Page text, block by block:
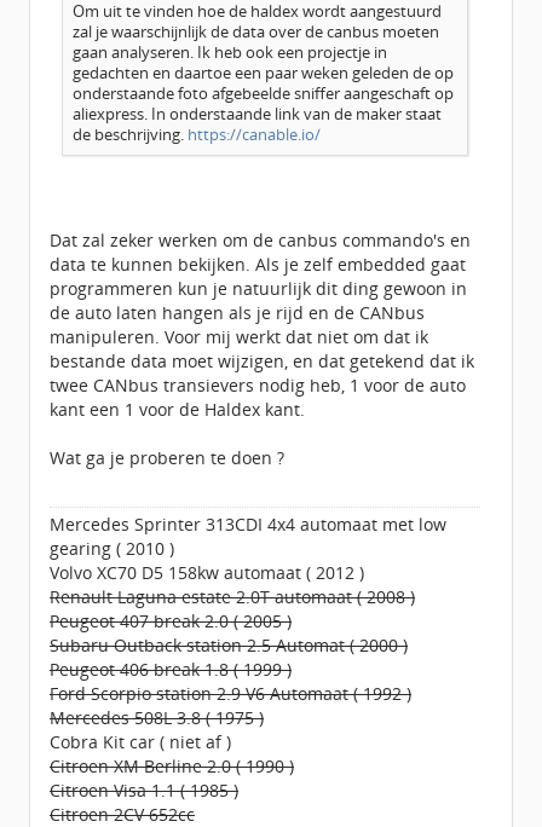
Om uit te vinden hoe de haldex wordt aangestuurd
zal je waarschijnlijk de data over de canbus moeten
gaan analyseren. Ik heb ook een projectje in
gedachten en daartoe een paar weken geleden de op
onderstaande foto afgebeelde sniffer aangeschaft op
aliexpress. In onderstaande link van de maker staat
de beschrijving. https://canable.io/
Dat zal zeker werken om de canbus commando's en
data te kunnen bekijken. Als je zelf embedded gaat
programmeren kun je natuurlijk dit ding gewoon in
de auto laten hangen als je rijd en de CANbus
manipuleren. Voor mij werkt dat niet om dat ik
bestande data moet wijzigen, en dat getekend dat ik
twee CANbus transievers nodig heb, 1 voor de auto
kant een 1 voor de Haldex kant.
Wat ga je proberen te doen ?
Mercedes Sprinter 313CDI 4x4 automaat met low
gearing ( 2010 )
Volvo XC70 D5 158kw automaat ( 2012 )
Renault Laguna estate 2.0T automaat ( 2008 )
Peugeot 407 break 2.0 ( 2005 )
Subaru Outback station 2.5 Automat ( 2000 )
Peugeot 406 break 1.8 ( 1999 )
Ford Scorpio station 2.9 V6 Automaat ( 1992 )
Mercedes 508L 3.8 ( 1975 )
Cobra Kit car ( niet af )
Citroen XM Berline 2.0 ( 1990 )
Citroen Visa 1.1 ( 1985 )
Citroen 2CV 652cc